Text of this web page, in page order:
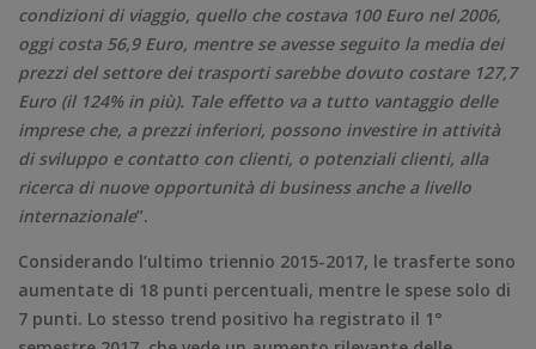
condizioni di viaggio, quello che costava 100 Euro nel 2006,
oggi costa 56,9 Euro, mentre se avesse seguito la media dei
prezzi del settore dei trasporti sarebbe dovuto costare 127,7
Euro (il 124% in più). Tale effetto va a tutto vantaggio delle
imprese che, a prezzi inferiori, possono investire in attività
di sviluppo e contatto con clienti, o potenziali clienti, alla
ricerca di nuove opportunità di business anche a livello
internazionale”.
Considerando l’ultimo triennio 2015-2017, le trasferte sono
aumentate di 18 punti percentuali, mentre le spese solo di
7 punti. Lo stesso trend positivo ha registrato il 1°